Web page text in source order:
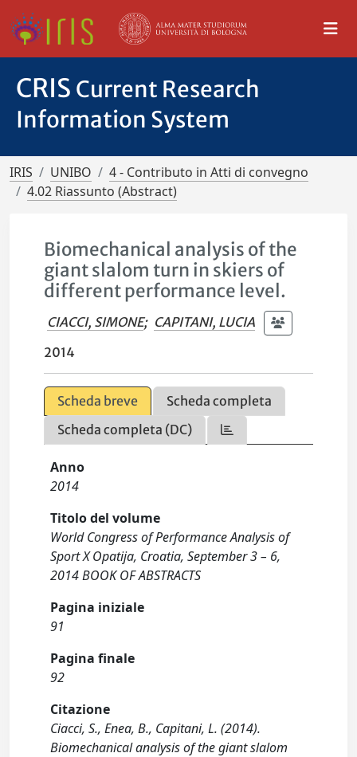
CRIS Current Research
Information System
IRIS UNIBO
4 - Contributo in Atti di convegno
4.02 Riassunto (Abstract)
Biomechanical analysis of the
giant slalom turn in skiers of
different performance level.
CIACCI, SIMONE; CAPITANI, LUCIA
2014
Scheda breve
Scheda completa
Scheda completa (DC)
Anno
2014
Titolo del volume
World Congress of Performance Analysis of
Sport X Opatija, Croatia, September 3 – 6,
2014 BOOK OF ABSTRACTS
Pagina iniziale
91
Pagina finale
92
Citazione
Ciacci, S., Enea, B., Capitani, L. (2014).
Biomechanical analysis of the giant slalom